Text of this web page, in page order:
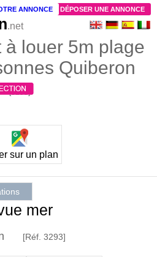
à louer 5m plage
Quiberon
[3293]
.net
sur un plan
mer
[Réf. 3293]
DÉPOSER UNE ANNONCE
ANNONCE